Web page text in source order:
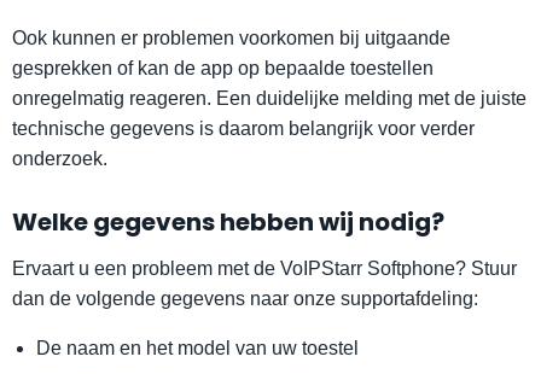
Ook kunnen er problemen voorkomen bij uitgaande
gesprekken of kan de app op bepaalde toestellen
onregelmatig reageren. Een duidelijke melding met de juiste
technische gegevens is daarom belangrijk voor verder
onderzoek.
Welke gegevens hebben wij nodig?
Ervaart u een probleem met de VoIPStarr Softphone? Stuur
dan de volgende gegevens naar onze supportafdeling:
De naam en het model van uw toestel